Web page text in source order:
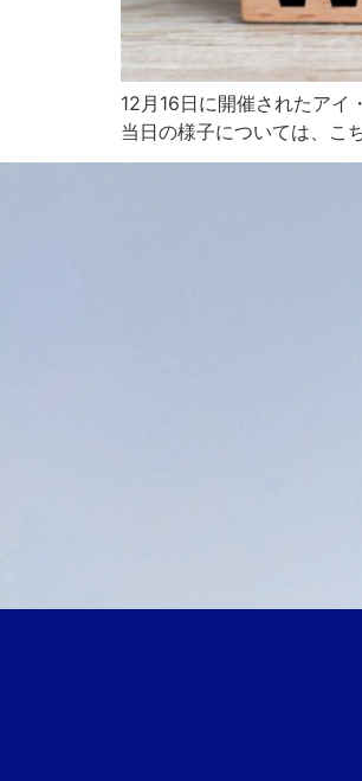
12月16日に開催されたアイ
当日の様子については、